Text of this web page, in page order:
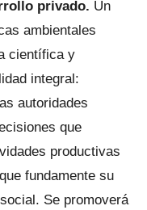
privado. Un
ambientales
científica y
integral:
autoridades
que
productivas
fundamente su
Se promoverá